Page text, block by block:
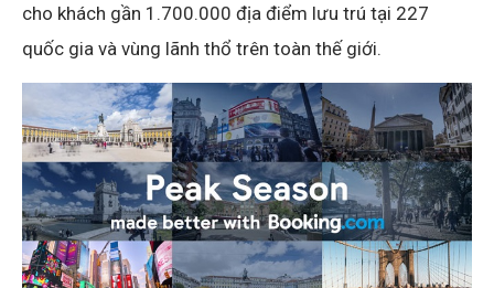
cho khách gần 1.700.000 địa điểm lưu trú tại 227
quốc gia và vùng lãnh thổ trên toàn thế giới.